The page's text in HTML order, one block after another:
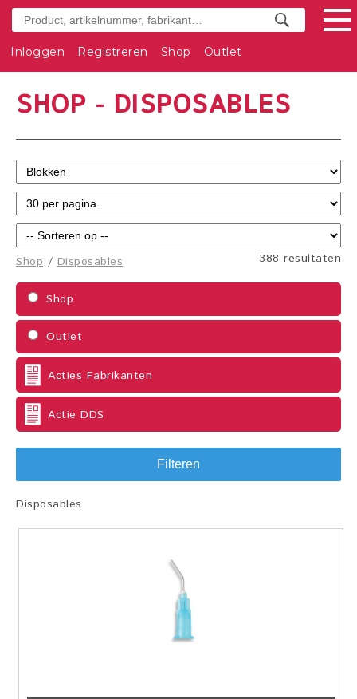
Inloggen Registreren Shop Outlet
SHOP - DISPOSABLES
388 resultaten
Shop /Disposables
Shop
Outlet
Acties Fabrikanten
Actie DDS
Filteren
Disposables